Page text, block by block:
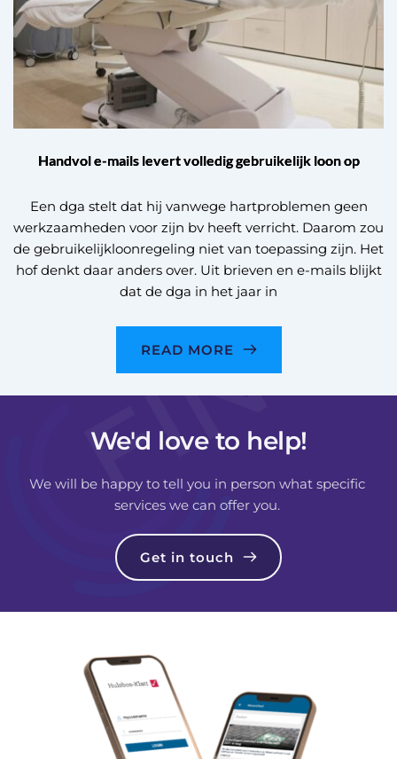
Handvol e-mails levert volledig gebruikelijk loon op
Een dga stelt dat hij vanwege hartproblemen geen
werkzaamheden voor zijn bv heeft verricht. Daarom zou
de gebruikelijkloonregeling niet van toepassing zijn. Het
hof denkt daar anders over. Uit brieven en e-mails blijkt
dat de dga in het jaar in
READ MORE
We'd love to help!
We will be happy to tell you in person what specific
services we can offer you.
Get in touch